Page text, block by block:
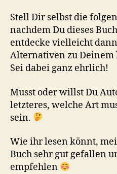
Stell Dir selbst die
nachdem Du dieses
entdecke vielleicht
Alternativen zu Deinem
Sei dabei ganz ehrlich!
Musst oder willst Du
letzteres, welche Art
sein.
Wie ihr lesen könnt,
Buch sehr gut gefallen
empfehlen